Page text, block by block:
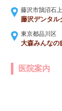
藤沢市鵠沼石上
藤沢デンタル
東京都品川区
大森みんなの
医院案内